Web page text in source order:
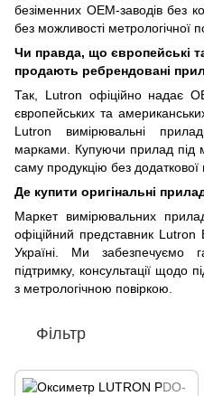
безіменних OEM-заводів без
без можливості метрологічної
Чи правда, що європейські
продають ребрендовані
Так, Lutron офіційно надає
європейських та
Lutron вимірювальні
марками. Купуючи прилад під
саму продукцію без додаткової
Де купити оригінальні
Маркет вимірювальних
офіційний представник
Україні. Ми забезпечуємо
підтримку, консультації щодо
з метрологічною повіркою.
Фільтр